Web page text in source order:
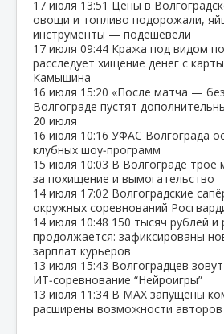
17 июля 13:51 Цены в
овощи и топливо подорожали,
инструменты — подешевели
17 июля 09:44 Кража под видом
расследует хищение денег с
Камышина
16 июля 15:20 «После матча —
Волгограде пустят
20 июля
16 июля 10:16 УФАС Волгограда
клубных шоу‑программ
15 июля 10:03 В Волгограде трое
за похищение и вымогательство
14 июля 17:02 Волгоградские
окружных соревнований
14 июля 10:48 150 тысяч рублей и
продолжается: зафиксированы
зарплат курьеров
13 июля 15:43 Волгоградцев
ИТ‑соревнование “Нейроигры”
13 июля 11:34 В МАХ запущены
расширены возможности авторов